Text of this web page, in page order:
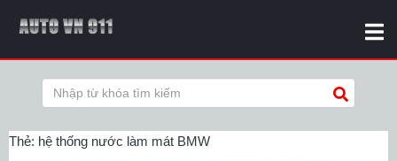
Thẻ: hệ thống nước làm mát BMW